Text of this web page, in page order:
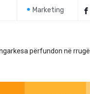
Marketing
përfundon në rrugë